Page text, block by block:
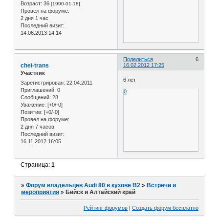
Возраст: 36 [1990-01-18]
Провел на форуме:
2 дня 1 час
Последний визит:
14.06.2013 14:14
Поделиться
6
16.02.2012 17:25
chei-trans
Участник
Зарегистрирован: 22.04.2011
Приглашений: 0
Сообщений: 28
Уважение: [+0/-0]
Позитив: [+0/-0]
Провел на форуме:
2 дня 7 часов
Последний визит:
16.11.2012 16:05
6 лет
0
Страница:1
»Форум владельцев Audi 80 в кузове В2 » Встречи и
мероприятия » Бийск и Алтайский край
Рейтинг форумов | Создать форум бесплатно